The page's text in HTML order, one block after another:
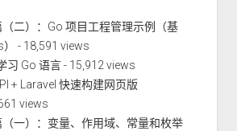
二）：Go 项目工程管理示例（基
- 18,591 views
习 Go 语言- 15,912 views
+ Laravel 快速构建网页版
views
一）：变量、作用域、常量和枚举